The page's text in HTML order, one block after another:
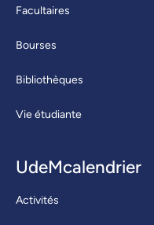
Facultaires
Bourses
Bibliothèques
Vie étudiante
UdeMcalendrier
Activités